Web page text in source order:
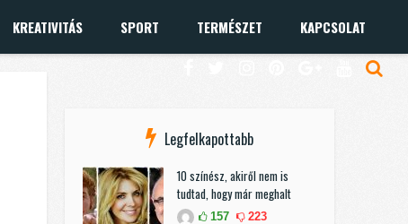
KREATIVITÁS SPORT TERMÉSZET KAPCSOLAT
Legfelkapottabb
10 színész, akiről nem is
tudtad, hogy már meghalt
157 223